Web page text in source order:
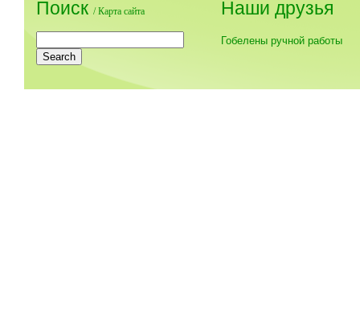
Поиск /Карта сайта Наши друзья
Гобелены ручной работы